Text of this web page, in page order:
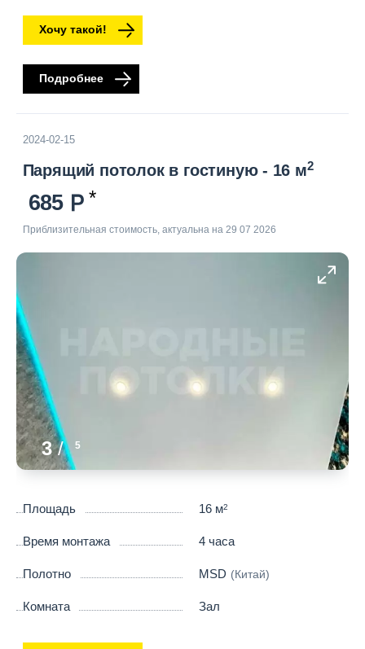
Хочу такой!
Подробнее
2024-02-15
Парящий потолок в гостиную - 16 м2
685
Приблизительная стоимость, актуальна на 29 07 2026
3/ 5
Площадь 16 м2
Время монтажа 4 часа
Полотно MSD (Китай)
Комната Зал